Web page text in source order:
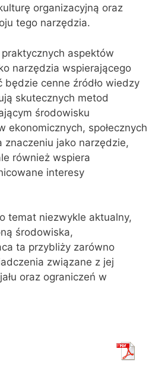
organizacyjną oraz
tego narzędzia.
aspektów
narzędzia wspierającego
cenne źródło wiedzy
skutecznych metod
środowisku
społecznych
jako narzędzie,
również wspiera
interesy
temat niezwykle aktualny,
środowiska,
ta przybliży zarówno
związane z jej
oraz ograniczeń w